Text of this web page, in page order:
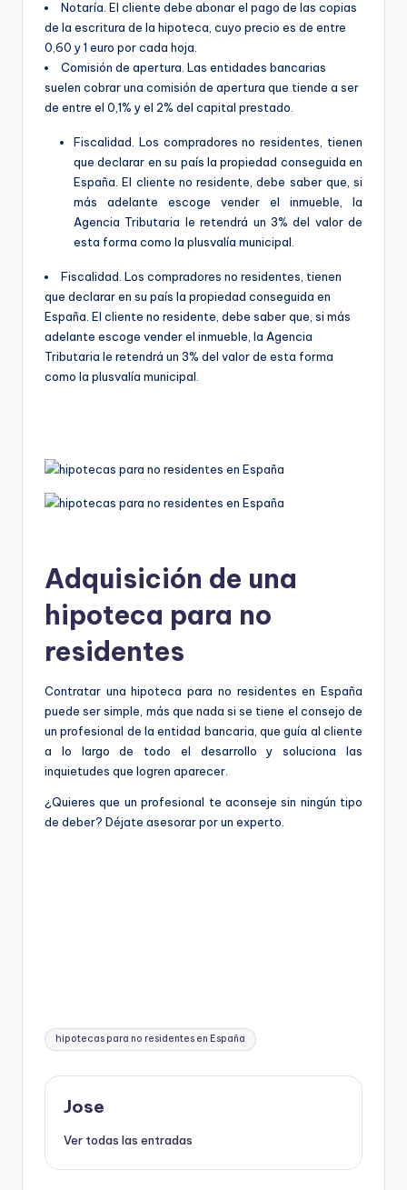
Notaría. El cliente debe abonar el pago de las copias
de la escritura de la hipoteca, cuyo precio es de entre
0,60 y 1 euro por cada hoja.
Comisión de apertura. Las entidades bancarias
suelen cobrar una comisión de apertura que tiende a ser
de entre el 0,1% y el 2% del capital prestado.
Fiscalidad. Los compradores no residentes, tienen
que declarar en su país la propiedad conseguida en
España. El cliente no residente, debe saber que, si
más adelante escoge vender el inmueble, la
Agencia Tributaria le retendrá un 3% del valor de
esta forma como la plusvalía municipal.
Fiscalidad. Los compradores no residentes, tienen
que declarar en su país la propiedad conseguida en
España. El cliente no residente, debe saber que, si más
adelante escoge vender el inmueble, la Agencia
Tributaria le retendrá un 3% del valor de esta forma
como la plusvalía municipal.
Adquisición de una
hipoteca para no
residentes
Contratar una hipoteca para no residentes en España
puede ser simple, más que nada si se tiene el consejo de
un profesional de la entidad bancaria, que guía al cliente
a lo largo de todo el desarrollo y soluciona las
inquietudes que logren aparecer.
¿Quieres que un profesional te aconseje sin ningún tipo
de deber? Déjate asesorar por un experto.
Etiquetas:
hipotecas para no residentes en España
Jose
Ver todas las entradas